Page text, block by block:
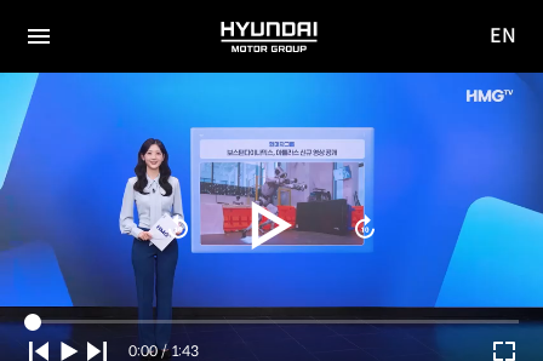
전체
HYUNDAI
MOTOR
사이
EN
Current
0:00 / Duration
1:43